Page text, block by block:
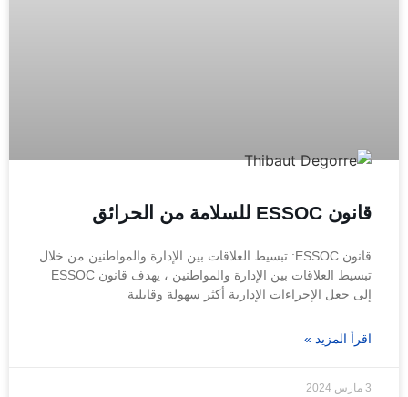
قانون ESSOC للسلامة من الحرائق
قانون ESSOC: تبسيط العلاقات بين الإدارة والمواطنين من خلال
تبسيط العلاقات بين الإدارة والمواطنين ، يهدف قانون ESSOC
إلى جعل الإجراءات الإدارية أكثر سهولة وقابلية
اقرأ المزيد »
3 مارس 2024